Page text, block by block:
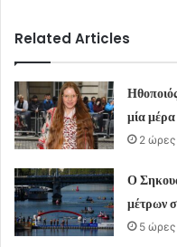
Related Articles
μία
2
Ο
μέτρων
5